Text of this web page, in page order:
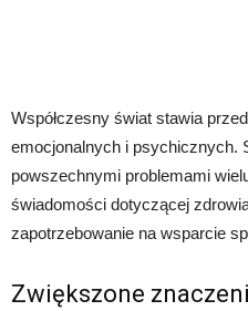
Współczesny świat stawia
emocjonalnych i psychicznych.
powszechnymi problemami
świadomości dotyczącej
zapotrzebowanie na wsparcie
Zwiększone